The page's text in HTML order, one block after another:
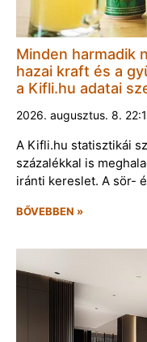
Minden harmadik
hazai kraft és a
a Kifli.hu adatai
2026. augusztus. 8.
A Kifli.hu statisztikái
százalékkal is
iránti kereslet. A sör-
BŐVEBBEN »